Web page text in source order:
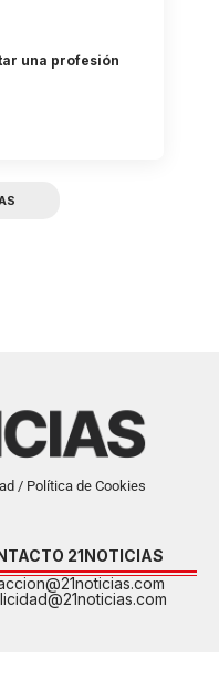
una profesión
/ Política de Cookies
21NOTICIAS